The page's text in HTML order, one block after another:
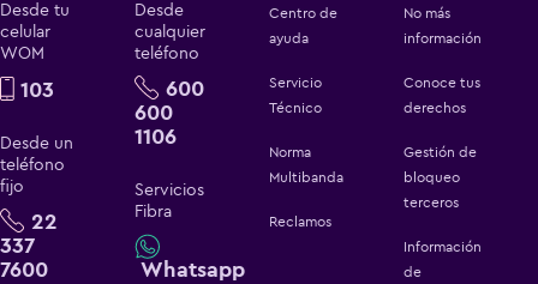
Desde tu
celular
WOM
103
Desde un
teléfono
fijo
22
337
7600
Desde
cualquier
teléfono
600
600
1106
Servicios
Fibra
Whatsapp
Centro de
ayuda
Servicio
Técnico
Norma
Multibanda
Reclamos
No más
información
Conoce tus
derechos
Gestión de
bloqueo
terceros
Información
de